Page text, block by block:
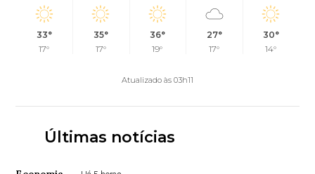
33°
17°
35°
17°
36°
19°
27°
17°
30°
14°
Atualizado às 03h11
Últimas notícias